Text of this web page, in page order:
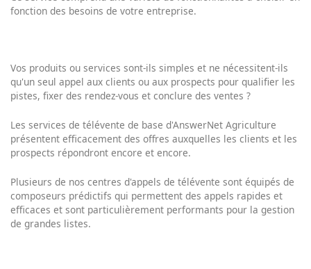
fonction des besoins de votre entreprise.
Vos produits ou services sont-ils simples et ne nécessitent-ils
qu'un seul appel aux clients ou aux prospects pour qualifier les
pistes, fixer des rendez-vous et conclure des ventes ?
Les services de télévente de base d'AnswerNet Agriculture
présentent efficacement des offres auxquelles les clients et les
prospects répondront encore et encore.
Plusieurs de nos centres d'appels de télévente sont équipés de
composeurs prédictifs qui permettent des appels rapides et
efficaces et sont particulièrement performants pour la gestion
de grandes listes.